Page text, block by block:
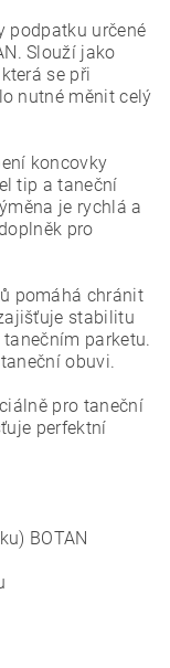
podpatku určené
Slouží jako
se při
nutné měnit celý
koncovky
tip a taneční
je rychlá a
pro
pomáhá chránit
stabilitu
parketu.
obuvi.
pro taneční
perfektní
BOTAN